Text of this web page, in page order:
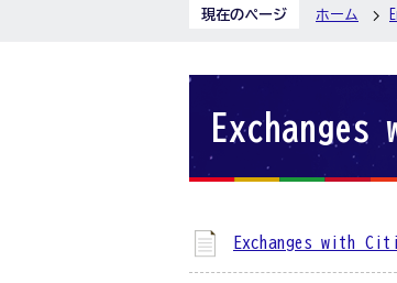
現在のページ ホーム
Exchanges with